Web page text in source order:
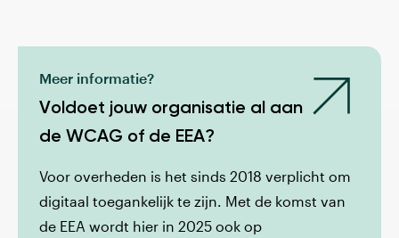
Meer informatie?
Voldoet jouw organisatie al aan
de WCAG of de EEA?
Voor overheden is het sinds 2018 verplicht om
digitaal toegankelijk te zijn. Met de komst van
de EEA wordt hier in 2025 ook op